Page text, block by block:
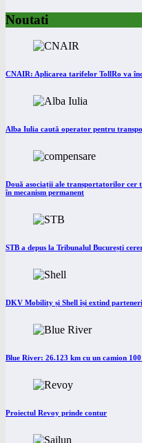
Noutati
CNAIR: Aplicarea tarifelor TollRo va
Alba Iulia caută operator pentru
Două asociații ale transportatorilor cer
în mecanism permanent
STB a depus la Tribunalul București
DKV Mobility și Shell își extind
Blue River: 26.123 km cu un camion
Proiectul Revoy prinde contur